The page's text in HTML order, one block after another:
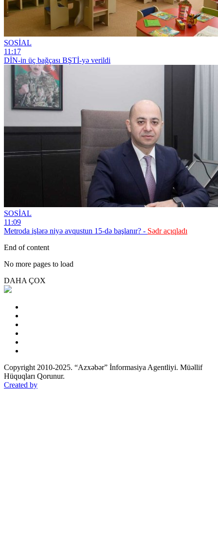
SOSİAL
11:17
DİN-in üç bağçası BŞTİ-yə verildi
SOSİAL
11:09
Metroda işlərə niyə avqustun 15-də başlanır? - Sədr açıqladı
End of content
No more pages to load
DAHA ÇOX
Copyright 2010-2025. “Azxəbər” İnformasiya Agentliyi. Müəllif
Hüquqları Qorunur.
Created by